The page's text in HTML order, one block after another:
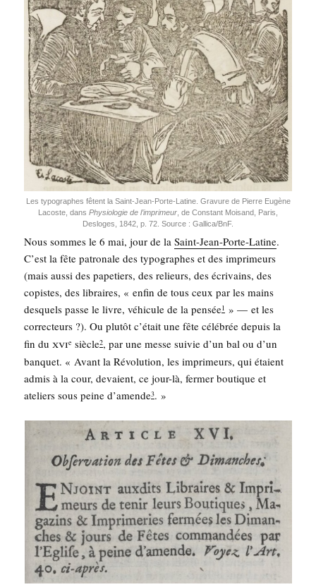
Les typo­graphes fêtent la Saint-Jean-Porte-Latine. Gra­vure de Pierre Eugène
Lacoste, dans Phy­sio­lo­gie de l’im­pri­meur , de Constant Moi­sand, Paris,
Des­loges, 1842, p. 72. Source : Gallica/BnF.
Nous sommes le 6 mai, jour de laSaint-Jean-Porte-Latine.
C’est la fête patro­nale des typo­graphes et des impri­meurs
(mais aus­si des pape­tiers, des relieurs, des écri­vains, des
copistes, des libraires, « enfin de tous ceux par les mains
des­quels passe le livre, véhi­cule de la pen­sée1 » — et les
cor­rec­teurs ?). Ou plu­tôt c’était une fête célé­brée depuis la
fin duxvie siècle2, par une messe sui­vie d’un bal ou d’un
ban­quet. « Avant la Révo­lu­tion, les impri­meurs, qui étaient
admis à la cour, devaient, ce jour-là, fer­mer bou­tique et
ate­liers sous peine d’a­mende3. »